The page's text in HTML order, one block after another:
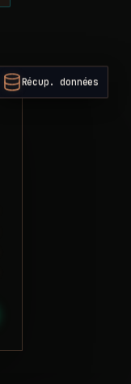
Récup. données